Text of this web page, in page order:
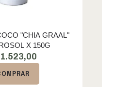
"CHIA GRAAL"
NEUTRO AEROSOL X 150G